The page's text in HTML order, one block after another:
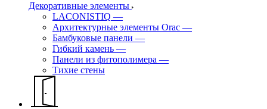
Декоративные элементы
LACONISTIQ —
Архитектурные элементы Orac —
Бамбуковые панели —
Гибкий камень —
Панели из фитополимера —
Тихие стены